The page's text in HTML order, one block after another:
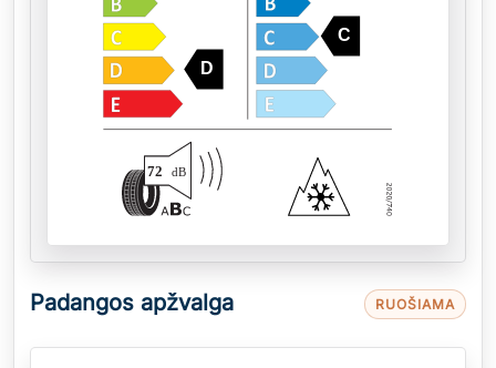
D
C
72 dB
Padangos apžvalga RUOŠIAMA